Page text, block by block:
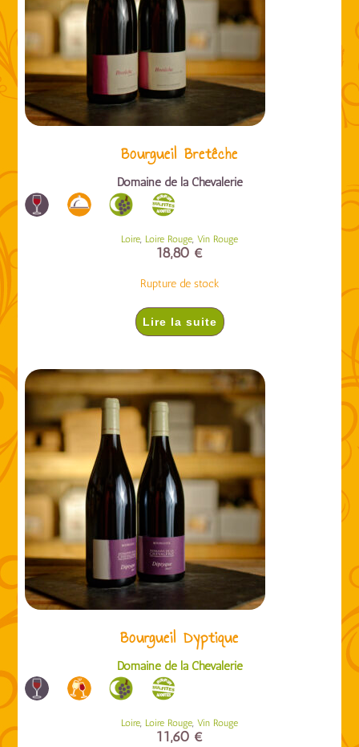
Bourgueil Bretêche
Domaine de la Chevalerie
Loire, Loire Rouge, Vin Rouge
18,80 €
Rupture de stock
Lire la suite
Bourgueil Dyptique
Domaine de la Chevalerie
Loire, Loire Rouge, Vin Rouge
11,60 €